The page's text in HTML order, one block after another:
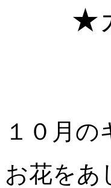
★
１０月
お花をあ